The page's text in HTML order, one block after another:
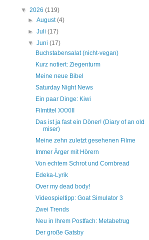
▼ 2026 (119)
►August(4)
►Juli(17)
▼Juni(17)
Buchstabensalat (nicht-vegan)
Kurz notiert: Ziegenturm
Meine neue Bibel
Saturday Night News
Ein paar Dinge: Kiwi
Filmtitel XXXIII
Das ist ja fast ein Döner! (Diary of an old
miser)
Meine zehn zuletzt gesehenen Filme
Immer Ärger mit Hörern
Von echtem Schrot und Cornbread
Edeka-Lyrik
Over my dead body!
Videospieltipp: Goat Simulator 3
Zwei Trends
Neu in Ihrem Postfach: Metabetrug
Der große Gatsby